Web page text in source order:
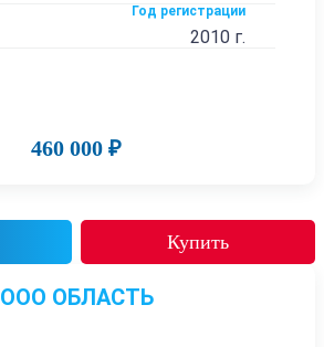
Год регистрации
2010 г.
460 000 ₽
Купить
ООО ОБЛАСТЬ